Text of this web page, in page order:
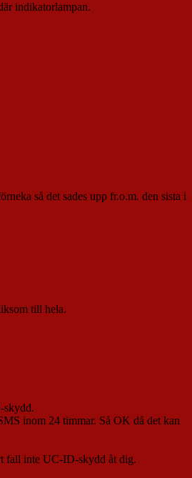
indikatorlampan.
så det sades upp fr.o.m. den sista i
till hela.
skydd.
inom 24 timmar. Så OK då det kan
fall inte UC-ID-skydd åt dig.